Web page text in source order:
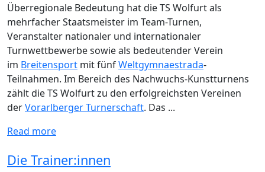
Überregionale Bedeutung hat die TS Wolfurt als
mehrfacher Staatsmeister im Team-Turnen,
Veranstalter nationaler und internationaler
Turnwettbewerbe sowie als bedeutender Verein
im Breitensport mit fünfWeltgymnaestrada-
Teilnahmen. Im Bereich des Nachwuchs-Kunstturnens
zählt die TS Wolfurt zu den erfolgreichsten Vereinen
derVorarlberger Turnerschaft. Das ...
Read more
Die Trainer:innen